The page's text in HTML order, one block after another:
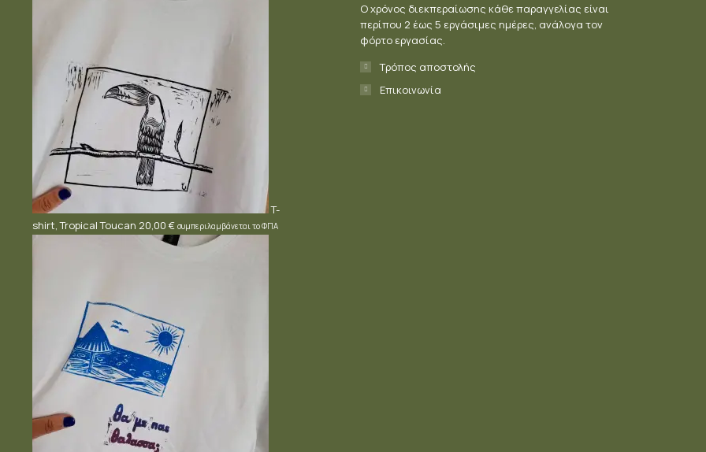
T-
shirt, Tropical Toucan 20,00 € συμπεριλαμβάνεται το ΦΠΑ
Ο χρόνος διεκπεραίωσης κάθε παραγγελίας είναι
περίπου 2 έως 5 εργάσιμες ημέρες, ανάλογα τον
φόρτο εργασίας.
Τρόπος αποστολής
Επικοινωνία